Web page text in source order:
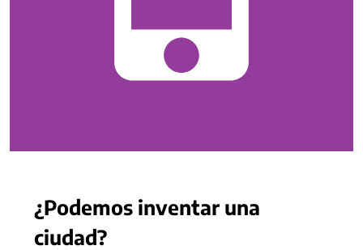
¿Podemos inventar una
ciudad?